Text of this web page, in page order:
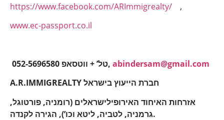
https://www.facebook.com/ARImmigrealty/ ,
www.ec-passport.co.il
052-5696580 טל’ + ווטסאפ, abindersam@gmail.com
A.R.IMMIGREALTY חברת הייעוץ בישראל
אזרחות האיחוד האירופילישראלים (רומניה, פורטוגל,
גרמניה, לטביה, ליטא וכו’), הגירה לקנדה.